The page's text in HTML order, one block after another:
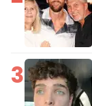
3